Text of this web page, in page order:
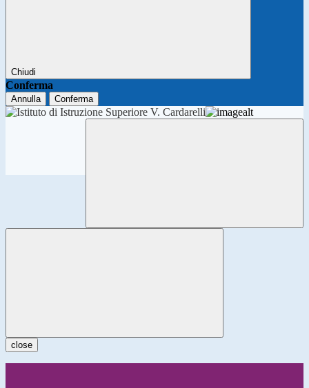
Chiudi
Conferma
Annulla Conferma
close